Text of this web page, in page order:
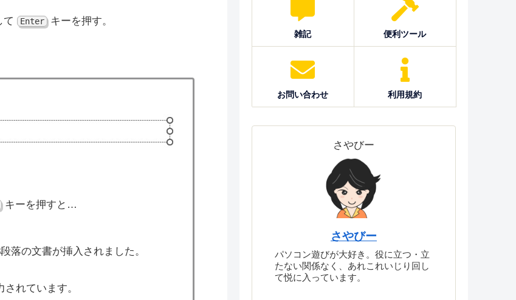
て Enter キーを押す。
キーを押すと…
落の文書が挿入されました。
れています。
雑記 便利ツール
お問い合わせ 利用規約
さやびー
さやびー
パソコン遊びが大好き。役に立つ・立
たない関係なく、あれこれいじり回し
て悦に入っています。